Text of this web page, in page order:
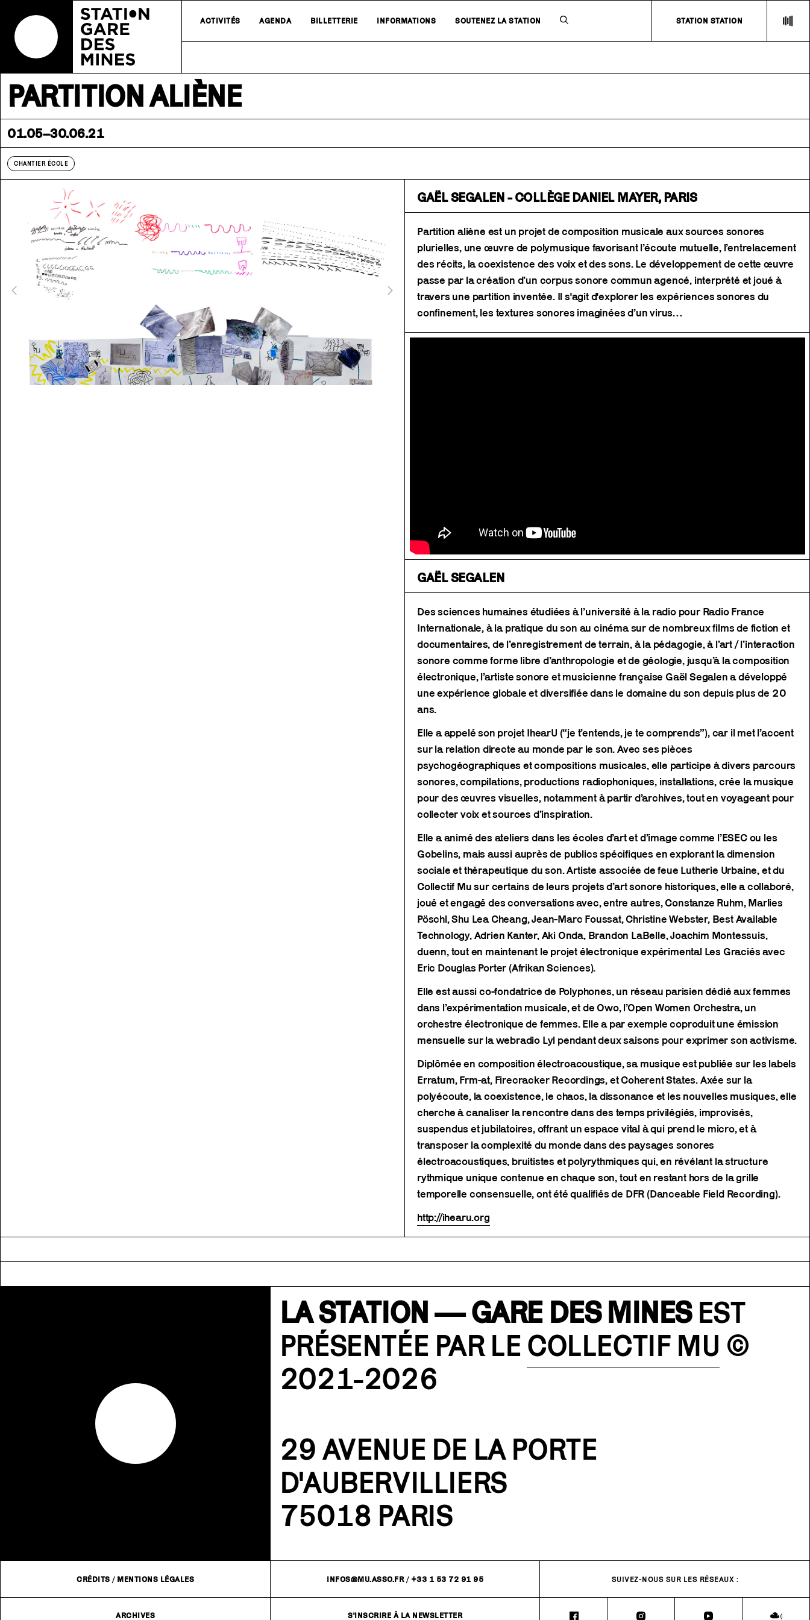
ACTIVITÉS AGENDA BILLETTERIE INFORMATIONS SOUTENEZ LA STATION STATION STATION
PARTITION ALIÈNE
01.05–30.06.21
CHANTIER ÉCOLE
GAËL SEGALEN - COLLÈGE DANIEL MAYER, PARIS
Partition aliène est un projet de composition musicale aux sources sonores
plurielles, une œuvre de polymusique favorisant l’écoute mutuelle, l’entrelacement
des récits, la coexistence des voix et des sons. Le développement de cette œuvre
passe par la création d’un corpus sonore commun agencé, interprété et joué à
travers une partition inventée. Il s'agit d'explorer les expériences sonores du
confinement, les textures sonores imaginées d’un virus…
GAËL SEGALEN
Des sciences humaines étudiées à l’université à la radio pour Radio France
Internationale, à la pratique du son au cinéma sur de nombreux films de fiction et
documentaires, de l’enregistrement de terrain, à la pédagogie, à l’art / l’interaction
sonore comme forme libre d’anthropologie et de géologie, jusqu’à la composition
électronique, l’artiste sonore et musicienne française Gaël Segalen a développé
une expérience globale et diversifiée dans le domaine du son depuis plus de 20
ans.
Elle a appelé son projet IhearU (“je t’entends, je te comprends”), car il met l’accent
sur la relation directe au monde par le son. Avec ses pièces
psychogéographiques et compositions musicales, elle participe à divers parcours
sonores, compilations, productions radiophoniques, installations, crée la musique
pour des œuvres visuelles, notamment à partir d’archives, tout en voyageant pour
collecter voix et sources d’inspiration.
Elle a animé des ateliers dans les écoles d’art et d’image comme l’ESEC ou les
Gobelins, mais aussi auprès de publics spécifiques en explorant la dimension
sociale et thérapeutique du son. Artiste associée de feue Lutherie Urbaine, et du
Collectif Mu sur certains de leurs projets d’art sonore historiques, elle a collaboré,
joué et engagé des conversations avec, entre autres, Constanze Ruhm, Marlies
Pöschl, Shu Lea Cheang, Jean-Marc Foussat, Christine Webster, Best Available
Technology, Adrien Kanter, Aki Onda, Brandon LaBelle, Joachim Montessuis,
duenn, tout en maintenant le projet électronique expérimental Les Graciés avec
Eric Douglas Porter (Afrikan Sciences).
Elle est aussi co-fondatrice de Polyphones, un réseau parisien dédié aux femmes
dans l’expérimentation musicale, et de Owo, l’Open Women Orchestra, un
orchestre électronique de femmes. Elle a par exemple coproduit une émission
mensuelle sur la webradio Lyl pendant deux saisons pour exprimer son activisme.
Diplômée en composition électroacoustique, sa musique est publiée sur les labels
Erratum, Frm-at, Firecracker Recordings, et Coherent States. Axée sur la
polyécoute, la coexistence, le chaos, la dissonance et les nouvelles musiques, elle
cherche à canaliser la rencontre dans des temps privilégiés, improvisés,
suspendus et jubilatoires, offrant un espace vital à qui prend le micro, et à
transposer la complexité du monde dans des paysages sonores
électroacoustiques, bruitistes et polyrythmiques qui, en révélant la structure
rythmique unique contenue en chaque son, tout en restant hors de la grille
temporelle consensuelle, ont été qualifiés de DFR (Danceable Field Recording).
http://ihearu.org
LA STATION — GARE DES MINESEST
PRÉSENTÉE PAR LE COLLECTIF MU ©
2021-2026
29 AVENUE DE LA PORTE
D'AUBERVILLIERS
75018 PARIS
CRÉDITS / MENTIONS LÉGALES INFOS@MU.ASSO.FR/ +33 1 53 72 91 95 SUIVEZ-NOUS SUR LES RÉSEAUX :
ARCHIVES S'INSCRIRE À LA NEWSLETTER